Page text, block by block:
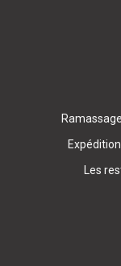
Les